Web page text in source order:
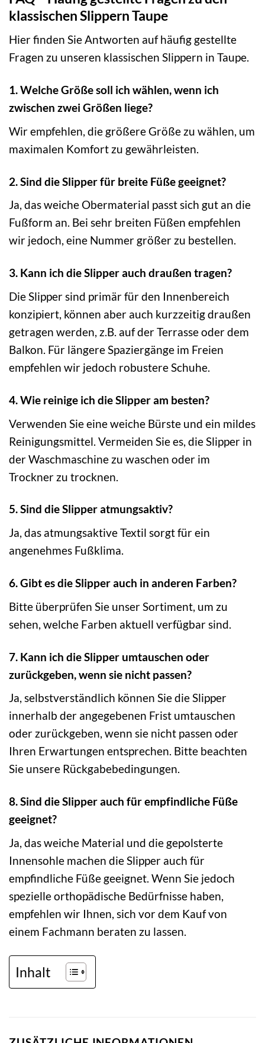
klassischen Slippern Taupe
Hier finden Sie Antworten auf häufig gestellte
Fragen zu unseren klassischen Slippern in Taupe.
1. Welche Größe soll ich wählen, wenn ich
zwischen zwei Größen liege?
Wir empfehlen, die größere Größe zu wählen, um
maximalen Komfort zu gewährleisten.
2. Sind die Slipper für breite Füße geeignet?
Ja, das weiche Obermaterial passt sich gut an die
Fußform an. Bei sehr breiten Füßen empfehlen
wir jedoch, eine Nummer größer zu bestellen.
3. Kann ich die Slipper auch draußen tragen?
Die Slipper sind primär für den Innenbereich
konzipiert, können aber auch kurzzeitig draußen
getragen werden, z.B. auf der Terrasse oder dem
Balkon. Für längere Spaziergänge im Freien
empfehlen wir jedoch robustere Schuhe.
4. Wie reinige ich die Slipper am besten?
Verwenden Sie eine weiche Bürste und ein mildes
Reinigungsmittel. Vermeiden Sie es, die Slipper in
der Waschmaschine zu waschen oder im
Trockner zu trocknen.
5. Sind die Slipper atmungsaktiv?
Ja, das atmungsaktive Textil sorgt für ein
angenehmes Fußklima.
6. Gibt es die Slipper auch in anderen Farben?
Bitte überprüfen Sie unser Sortiment, um zu
sehen, welche Farben aktuell verfügbar sind.
7. Kann ich die Slipper umtauschen oder
zurückgeben, wenn sie nicht passen?
Ja, selbstverständlich können Sie die Slipper
innerhalb der angegebenen Frist umtauschen
oder zurückgeben, wenn sie nicht passen oder
Ihren Erwartungen entsprechen. Bitte beachten
Sie unsere Rückgabebedingungen.
8. Sind die Slipper auch für empfindliche Füße
geeignet?
Ja, das weiche Material und die gepolsterte
Innensohle machen die Slipper auch für
empfindliche Füße geeignet. Wenn Sie jedoch
spezielle orthopädische Bedürfnisse haben,
empfehlen wir Ihnen, sich vor dem Kauf von
einem Fachmann beraten zu lassen.
Inhalt